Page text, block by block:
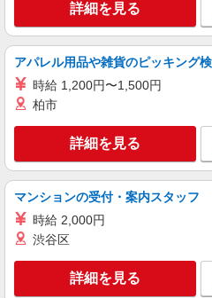
詳細を見る
アパレル用品や雑貨のピッキング
時給 1,200円〜1,500円
柏市
詳細を見る
マンションの受付・案内スタッフ
時給 2,000円
渋谷区
詳細を見る